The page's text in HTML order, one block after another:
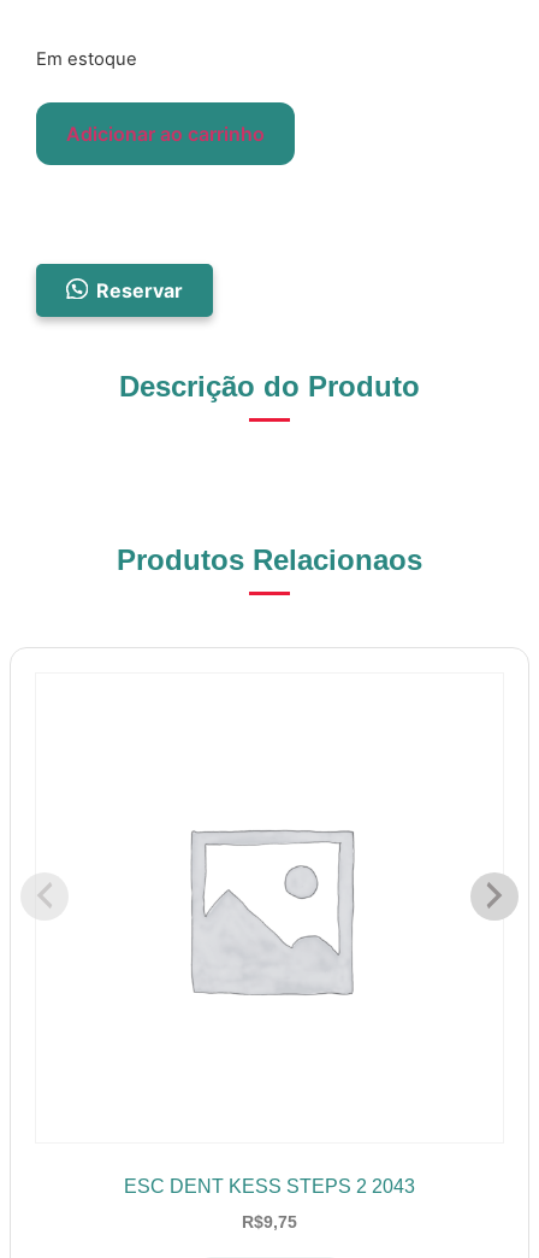
Em estoque
Adicionar ao carrinho
Reservar
Descrição do Produto
Produtos Relacionaos
ESC DENT KESS STEPS 2 2043
R$9,75